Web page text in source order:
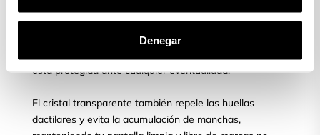
Denegar
Asegura la protección de tu pantalla con el cristal
templado transparente para móvil, líder en el mercado.
está protegida ante cualquier eventualidad.
El cristal transparente también repele las huellas
dactilares y evita la acumulación de manchas,